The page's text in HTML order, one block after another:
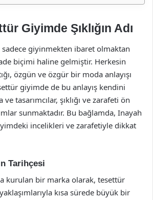
Giyimde Şıklığın Adı
giyinmekten ibaret olmaktan
biçimi haline gelmiştir. Herkesin
özgün ve özgür bir moda anlayışı
giyimde de bu anlayış kendini
tasarımcılar, şıklığı ve zarafeti ön
sunmaktadır. Bu bağlamda, Inayah
incelikleri ve zarafetiyle dikkat
Tarihçesi
kurulan bir marka olarak, tesettür
kısa sürede büyük bir